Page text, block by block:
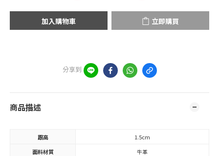
加入購物車 立即購買
分享到
商品描述
跟高
1.5cm
面料材質
牛革